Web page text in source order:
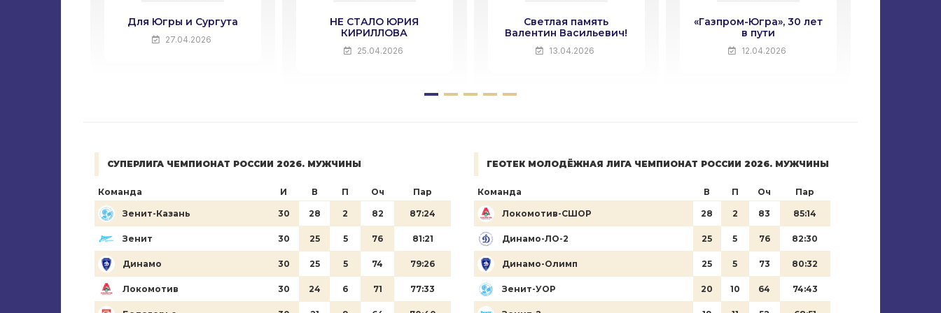
Для Югры и Сургута
27.04.2026
НЕ СТАЛО ЮРИЯ
КИРИЛЛОВА
25.04.2026
Светлая память
Валентин Васильевич!
13.04.2026
«Газпром-Югра», 30 лет
в пути
12.04.2026
СУПЕРЛИГА ЧЕМПИОНАТ РОССИИ 2026. МУЖЧИНЫ
Команда И В П Оч Пар
Зенит-Казань 30 28 2 82 87:24
Зенит 30 25 5 76 81:21
Динамо 30 25 5 74 79:26
Локомотив 30 24 6 71 77:33
ГЕОТЕК МОЛОДЁЖНАЯ ЛИГА ЧЕМПИОНАТ РОССИИ 2026. МУЖЧИНЫ
Команда В П Оч Пар
Локомотив-СШОР 28 2 83 85:14
Динамо-ЛО-2 25 5 76 82:30
Динамо-Олимп 25 5 73 80:32
Зенит-УОР 20 10 64 74:43